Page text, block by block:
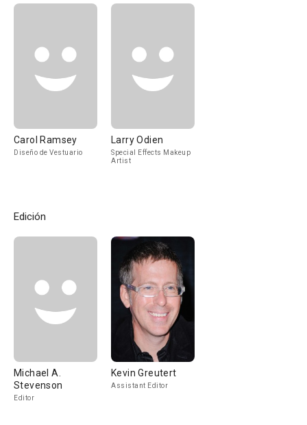
Carol Ramsey
Diseño de Vestuario
Larry Odien
Special Effects Makeup
Artist
Edición
Michael A.
Stevenson
Editor
Kevin Greutert
Assistant Editor